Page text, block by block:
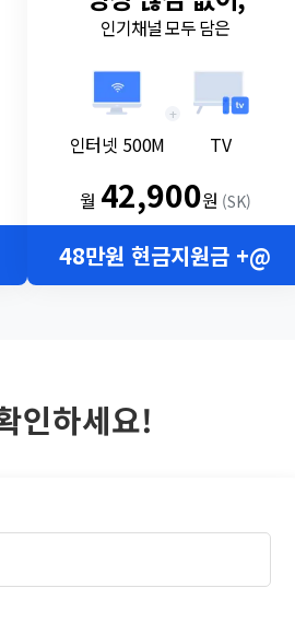
인기채널 모두 담은
인터넷 500M
+
TV
월 42,900원 (SK)
48만원 현금지원금 +@
인하세요!